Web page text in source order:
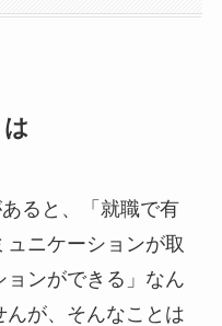
ると、「就職で有
ニケーションが取
ンができる」なん
が、そんなことは